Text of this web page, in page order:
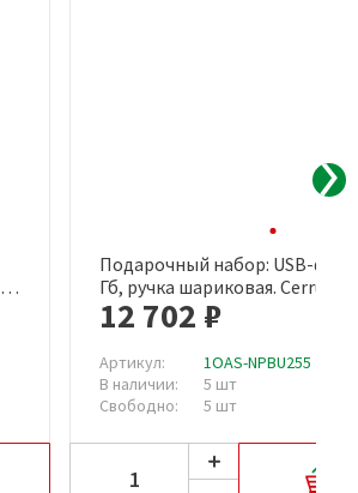
Быстрый просмотр
Подарочный набор: USB-
Гб, ручка шариковая. Cerruti
12 702 ₽
Артикул:
1OAS-NPBU255
В наличии:
5 шт
Свободно:
5 шт